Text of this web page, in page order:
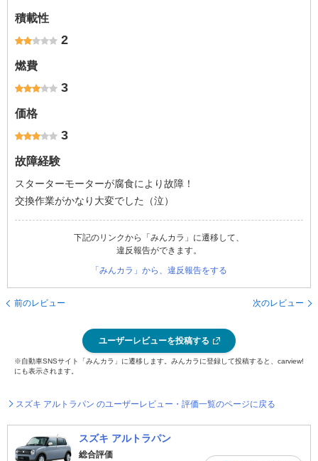
積載性
2
燃費
3
価格
3
故障経験
スターターモーターが腐食により故障！
交換作業がかなり大変でした（泣）
下記のリンクから「みんカラ」に遷移して、
違反報告ができます。
「みんカラ」から、違反報告をする
前のレビュー 次のレビュー
ユーザーレビューを投稿する
※自動車SNSサイト「みんカラ」に遷移します。みんカラに登録して投稿すると、carview!
にも表示されます。
スズキ アルトラパン のユーザーレビュー・評価一覧のページに戻る
スズキ アルトラパン
総合評価